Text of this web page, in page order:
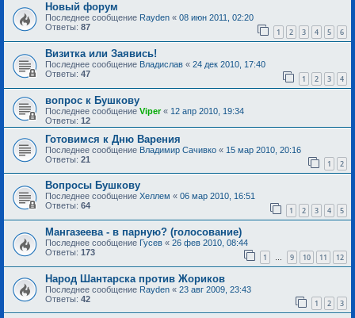
Новый форум
Последнее сообщение Rayden « 08 июн 2011, 02:20
Ответы: 87 1 2 3 4 5 6
Визитка или Заявись!
Последнее сообщение Владислав « 24 дек 2010, 17:40
Ответы: 47 1 2 3 4
вопрос к Бушкову
Последнее сообщение Viper« 12 апр 2010, 19:34
Ответы: 12
Готовимся к Дню Варения
Последнее сообщение Владимир Сачивко « 15 мар 2010, 20:16
Ответы: 21 1 2
Вопросы Бушкову
Последнее сообщение Хеллем « 06 мар 2010, 16:51
Ответы: 64 1 2 3 4 5
Мангазеева - в парную? (голосование)
Последнее сообщение Гусев « 26 фев 2010, 08:44
Ответы: 173 1 … 9 10 11 12
Народ Шантарска против Жориков
Последнее сообщение Rayden « 23 авг 2009, 23:43
Ответы: 42 1 2 3